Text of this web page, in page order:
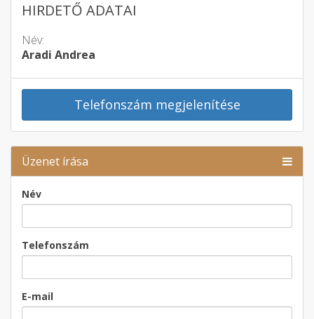
HIRDETŐ ADATAI
Név:
Aradi Andrea
Telefonszám megjelenítése
Üzenet írása
Név
Telefonszám
E-mail